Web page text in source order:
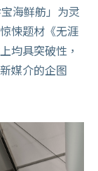
海鲜舫」为灵
悚题材《无涯
均具突破性，
媒介的企图